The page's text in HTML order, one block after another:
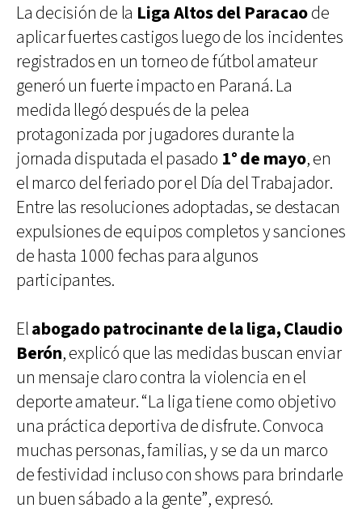
La decisión de la Liga Altos del Paracaode
aplicar fuertes castigos luego de los incidentes
registrados en un torneo de fútbol amateur
generó un fuerte impacto en Paraná. La
medida llegó después de la pelea
protagonizada por jugadores durante la
jornada disputada el pasado 1° de mayo, en
el marco del feriado por el Día del Trabajador.
Entre las resoluciones adoptadas, se destacan
expulsiones de equipos completos y sanciones
de hasta 1000 fechas para algunos
participantes.
Elabogado patrocinante de la liga, Claudio
Berón, explicó que las medidas buscan enviar
un mensaje claro contra la violencia en el
deporte amateur. “La liga tiene como objetivo
una práctica deportiva de disfrute. Convoca
muchas personas, familias, y se da un marco
de festividad incluso con shows para brindarle
un buen sábado a la gente”, expresó.